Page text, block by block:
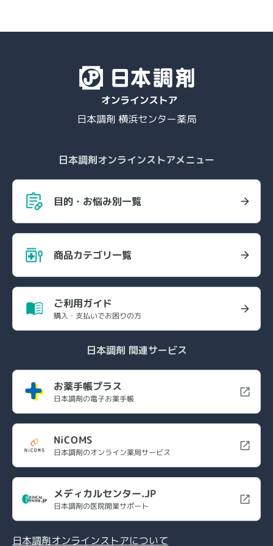
日本調剤 横浜センター薬局
日本調剤オンラインストアメニュー
目的・お悩み別一覧
商品カテゴリ一覧
ご利用ガイド
購入・支払いでお困りの方
日本調剤 関連サービス
お薬手帳プラス
日本調剤の電子お薬手帳
NiCOMS
日本調剤のオンライン薬局サービス
メディカルセンター.JP
日本調剤の医院開業サポート
日本調剤オンラインストアについて